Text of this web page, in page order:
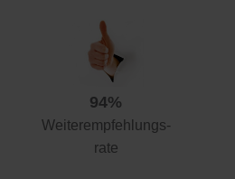
94%
Weiterempfehlungs-
rate